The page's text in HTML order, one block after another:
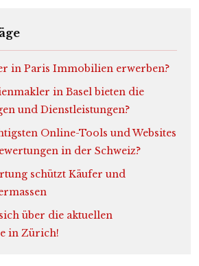
in Paris Immobilien erwerben?
in Basel bieten die
und Dienstleistungen?
Online-Tools und Websites
in der Schweiz?
schützt Käufer und
über die aktuellen
in Zürich!